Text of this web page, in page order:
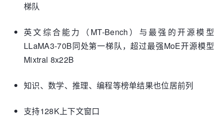
梯队
英文综合能力（MT-Bench）与最强的开源模型
LLaMA3-70B同处第一梯队，超过最强MoE开源模型
Mixtral 8x22B
知识、数学、推理、编程等榜单结果也位居前列
支持128K上下文窗口